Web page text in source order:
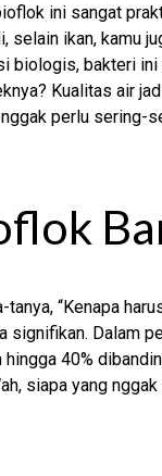
ini sangat
selain ikan, kamu
biologis, bakteri
Kualitas air
perlu sering-
tanya, “Kenapa
signifikan. Dalam
40%
siapa yang nggak